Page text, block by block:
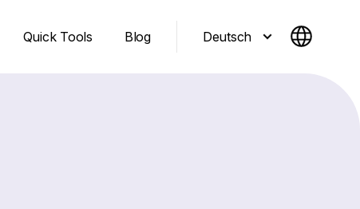
Quick Tools Blog Deutsch